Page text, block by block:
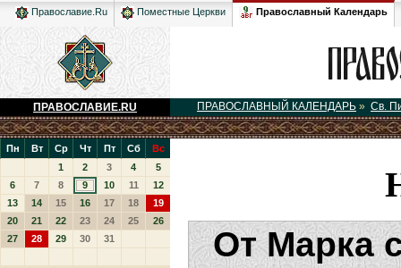
Православие.Ru Поместные Церкви Православный Календарь
ПРАВОСЛАВИЕ.RU ПРАВОСЛАВНЫЙ КАЛЕНДАРЬ » Св.
Пн Вт Ср Чт Пт Сб
Вс
1
2 3 4
5
6
7 8 9 10 11
12
13
14 15 16 17 18
19
20
21 22 23 24 25
26
27
28 29 30 31 От Марка